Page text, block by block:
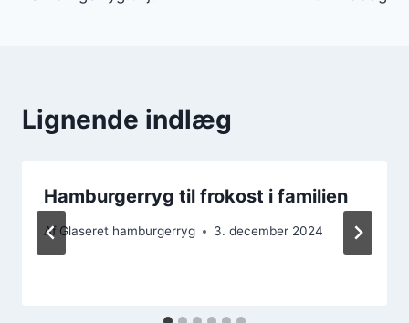
Lignende indlæg
Hamburgerryg til frokost i familien
Af Glaseret hamburgerryg 3. december 2024